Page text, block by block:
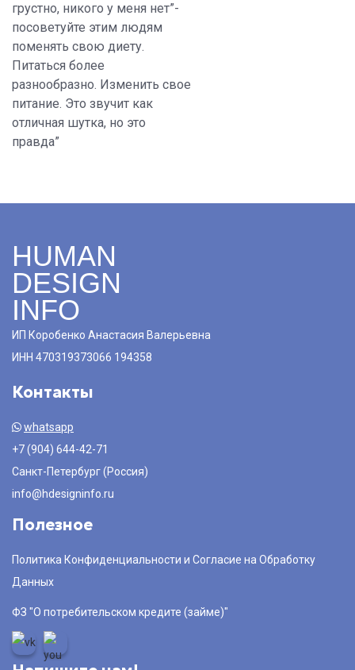
грустно, никого у меня нет”-
посоветуйте этим людям
поменять свою диету.
Питаться более
разнообразно. Изменить свое
питание. Это звучит как
отличная шутка, но это
правда”
HUMAN
DESIGN
INFO
ИП Коробенко Анастасия Валерьевна
ИНН 470319373066 194358
Контакты
whatsapp
+7 (904) 644-42-71
Санкт-Петербург (Россия)
info@hdesigninfo.ru
Полезное
Политика Конфиденциальности и Согласие на Обработку
Данных
ФЗ "О потребительском кредите (займе)"